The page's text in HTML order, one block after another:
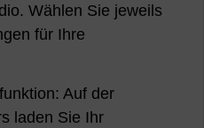
Wählen Sie jeweils
für Ihre
Auf der
laden Sie Ihr